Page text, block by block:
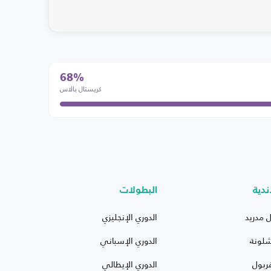
68%
كريستال بالاس
مدريد
البطولات
الدوري الإنجليزي
الدوري الإسباني
الدوري الإيطالي